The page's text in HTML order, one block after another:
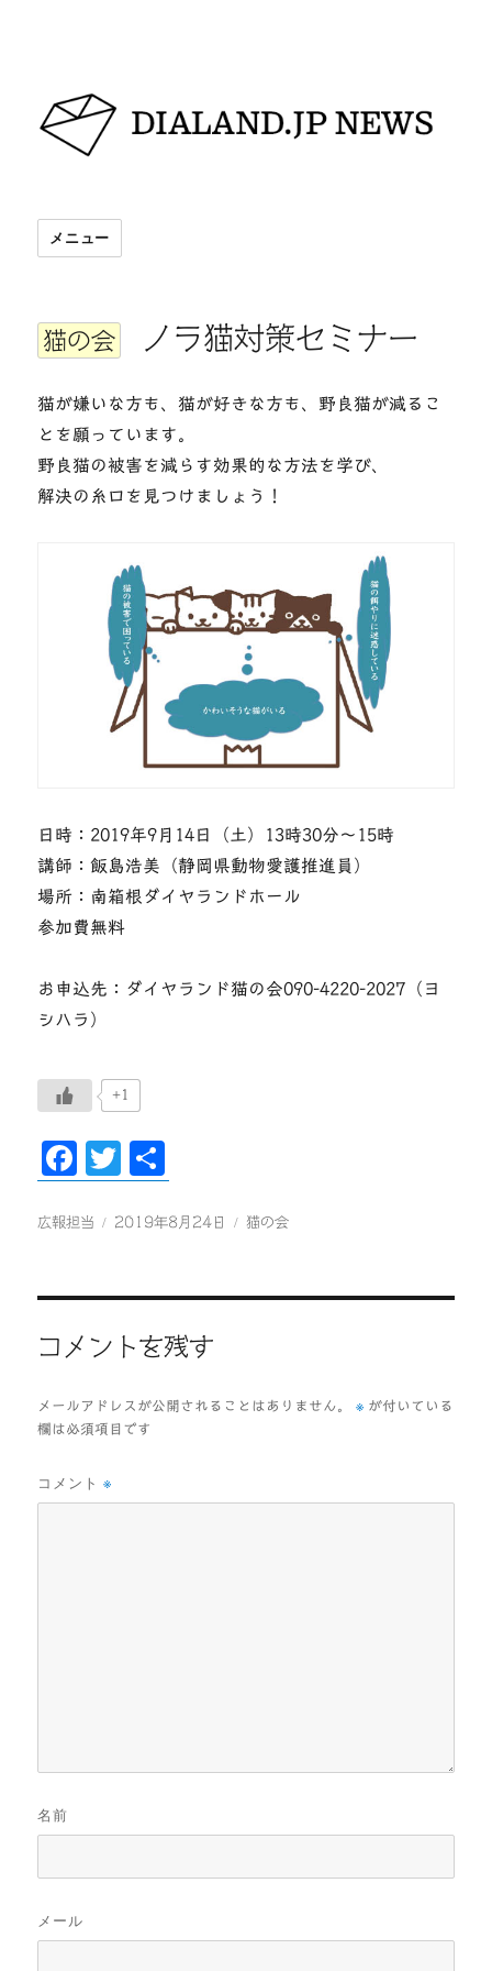
DIALAND.JP NEWS
メニュー
猫の会 ノラ猫対策セミナー
猫が嫌いな方も、猫が好きな方も、野良猫が減るこ
とを願っています。
野良猫の被害を減らす効果的な方法を学び、
解決の糸口を見つけましょう！
日時：2019年9月14日（土）13時30分〜15時
講師：飯島浩美（静岡県動物愛護推進員）
場所：南箱根ダイヤランドホール
参加費無料
お申込先：ダイヤランド猫の会090-4220-2027（ヨ
シハラ）
+1
F
ac
eb
k
T
wi
tt
有
投
広報担当
投
2019年8月24日
カ
猫の会
コメントを残す
メールアドレスが公開されることはありません。 ※ が付いている
欄は必須項目です
コメント※
名前
メール